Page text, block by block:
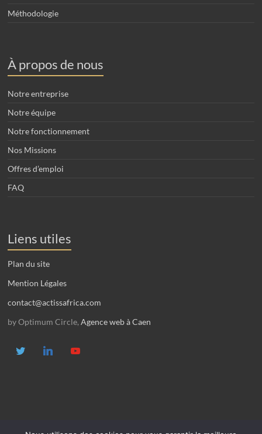
Méthodologie
À propos de nous
Notre entreprise
Notre équipe
Notre fonctionnement
Nos Missions
Offres d’emploi
FAQ
Liens utiles
Plan du site
Mention Légales
contact@actissafrica.com
by Optimum Circle,Agence web à Caen